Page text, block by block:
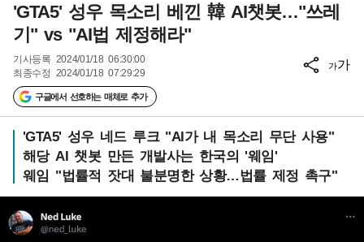
'GTA5' 성우 목소리 베낀 韓 AI챗봇…"쓰레
기" vs "AI법 제정해라"
기사등록 2024/01/18 06:30:00
최종수정 2024/01/18 07:29:29
구글에서 선호하는 매체로 추가
가가
'GTA5' 성우 네드 루크 "AI가 내 목소리 무단 사용"
해당 AI 챗봇 만든 개발사는 한국의 '웨임'
웨임 "법률적 잣대 불분명한 상황…법률 제정 촉구"